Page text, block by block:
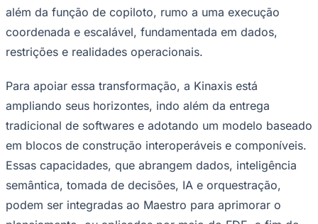
além da função de copiloto, rumo a uma execução
coordenada e escalável, fundamentada em dados,
restrições e realidades operacionais.
Para apoiar essa transformação, a Kinaxis está
ampliando seus horizontes, indo além da entrega
tradicional de softwares e adotando um modelo baseado
em blocos de construção interoperáveis e componíveis.
Essas capacidades, que abrangem dados, inteligência
semântica, tomada de decisões, IA e orquestração,
podem ser integradas ao Maestro para aprimorar o